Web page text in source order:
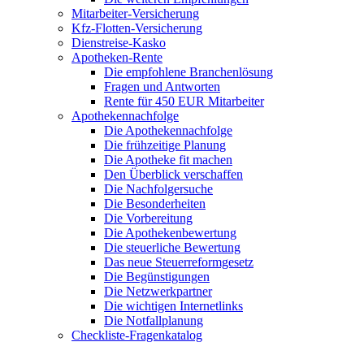
Mitarbeiter-Versicherung
Kfz-Flotten-Versicherung
Dienstreise-Kasko
Apotheken-Rente
Die empfohlene Branchenlösung
Fragen und Antworten
Rente für 450 EUR Mitarbeiter
Apothekennachfolge
Die Apothekennachfolge
Die frühzeitige Planung
Die Apotheke fit machen
Den Überblick verschaffen
Die Nachfolgersuche
Die Besonderheiten
Die Vorbereitung
Die Apothekenbewertung
Die steuerliche Bewertung
Das neue Steuerreformgesetz
Die Begünstigungen
Die Netzwerkpartner
Die wichtigen Internetlinks
Die Notfallplanung
Checkliste-Fragenkatalog